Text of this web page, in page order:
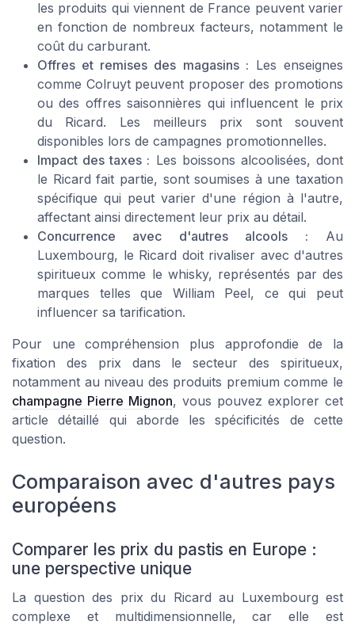
les produits qui viennent de France peuvent varier
en fonction de nombreux facteurs, notamment le
coût du carburant.
Offres et remises des magasins : Les enseignes
comme Colruyt peuvent proposer des promotions
ou des offres saisonnières qui influencent le prix
du Ricard. Les meilleurs prix sont souvent
disponibles lors de campagnes promotionnelles.
Impact des taxes : Les boissons alcoolisées, dont
le Ricard fait partie, sont soumises à une taxation
spécifique qui peut varier d'une région à l'autre,
affectant ainsi directement leur prix au détail.
Concurrence avec d'autres alcools : Au
Luxembourg, le Ricard doit rivaliser avec d'autres
spiritueux comme le whisky, représentés par des
marques telles que William Peel, ce qui peut
influencer sa tarification.
Pour une compréhension plus approfondie de la
fixation des prix dans le secteur des spiritueux,
notamment au niveau des produits premium comme le
champagne Pierre Mignon, vous pouvez explorer cet
article détaillé qui aborde les spécificités de cette
question.
Comparaison avec d'autres pays
européens
Comparer les prix du pastis en Europe :
une perspective unique
La question des prix du Ricard au Luxembourg est
complexe et multidimensionnelle, car elle est